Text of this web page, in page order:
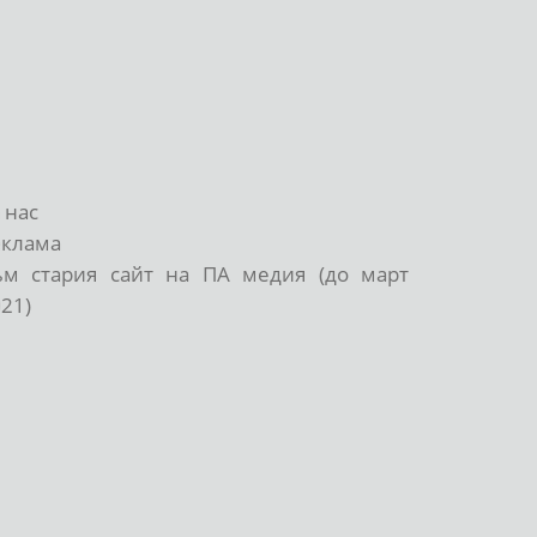
нас
стария сайт на ПА медия (до март